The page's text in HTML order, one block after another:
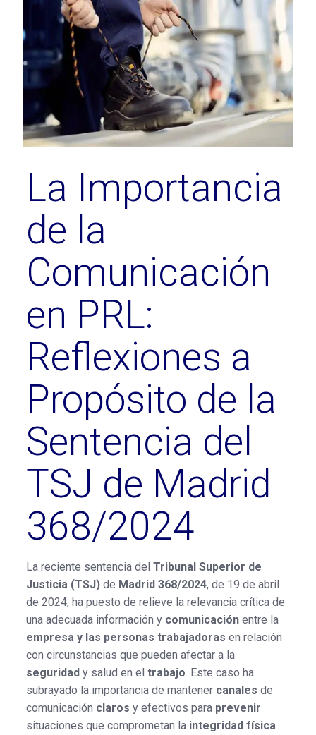
La Importancia
de la
Comunicación
en PRL:
Reflexiones a
Propósito de la
Sentencia del
TSJ de Madrid
368/2024
La reciente sentencia del Tribunal Superior de
Justicia (TSJ)de Madrid 368/2024, de 19 de abril
de 2024, ha puesto de relieve la relevancia crítica de
una adecuada información y comunicaciónentre la
empresa y las personas trabajadoras en relación
con circunstancias que pueden afectar a la
seguridady salud en el trabajo. Este caso ha
subrayado la importancia de mantener canales de
comunicación claros y efectivos para prevenir
situaciones que comprometan la integridad física